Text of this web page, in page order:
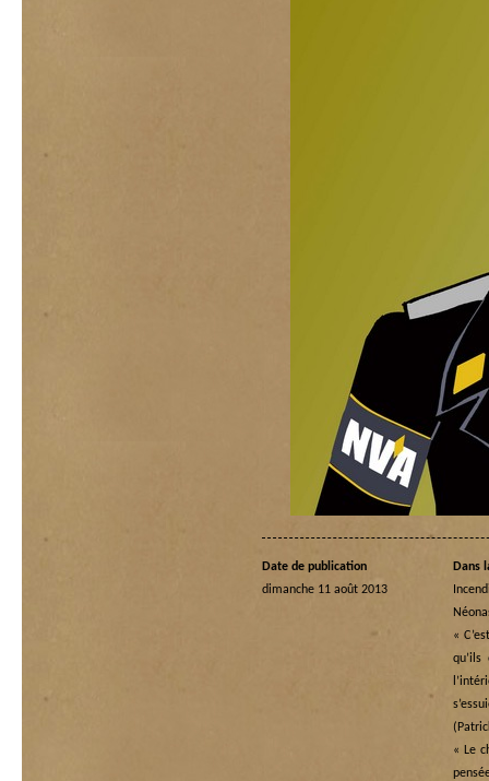
Date de publication
dimanche 11 août 2013
Dans
«
« Le